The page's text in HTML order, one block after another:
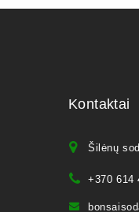
Kontaktai
Šilėnų
+370 614